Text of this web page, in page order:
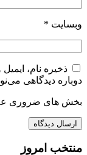
وبسایت *
ذخیره نام،
دوباره دیدگاهی
بخش های ضروری
منتخب امروز